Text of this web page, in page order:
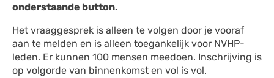
onderstaande button.
Het vraaggesprek is alleen te volgen door je vooraf
aan te melden en is alleen toegankelijk voor NVHP-
leden. Er kunnen 100 mensen meedoen. Inschrijving is
op volgorde van binnenkomst en vol is vol.